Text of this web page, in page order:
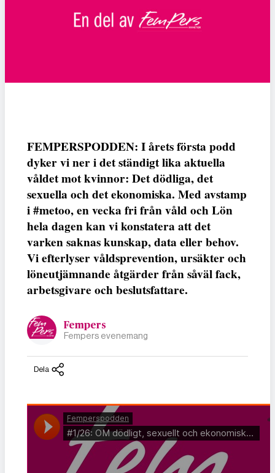
FEMPERSPODDEN: I årets första podd
dyker vi ner i det ständigt lika aktuella
våldet mot kvinnor: Det dödliga, det
sexuella och det ekonomiska. Med avstamp
i #metoo, en vecka fri från våld och Lön
hela dagen kan vi konstatera att det
varken saknas kunskap, data eller behov.
Vi efterlyser våldsprevention, ursäkter och
löneutjämnande åtgärder från såväl fack,
arbetsgivare och beslutsfattare.
Fempers
Fempers evenemang
Dela